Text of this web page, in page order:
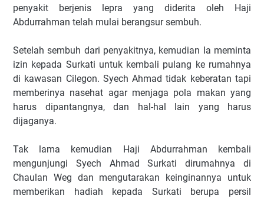
penyakit berjenis lepra yang diderita oleh Haji
Abdurrahman telah mulai berangsur sembuh.
Setelah sembuh dari penyakitnya, kemudian Ia meminta
izin kepada Surkati untuk kembali pulang ke rumahnya
di kawasan Cilegon. Syech Ahmad tidak keberatan tapi
memberinya nasehat agar menjaga pola makan yang
harus dipantangnya, dan hal-hal lain yang harus
dijaganya.
Tak lama kemudian Haji Abdurrahman kembali
mengunjungi Syech Ahmad Surkati dirumahnya di
Chaulan Weg dan mengutarakan keinginannya untuk
memberikan hadiah kepada Surkati berupa persil